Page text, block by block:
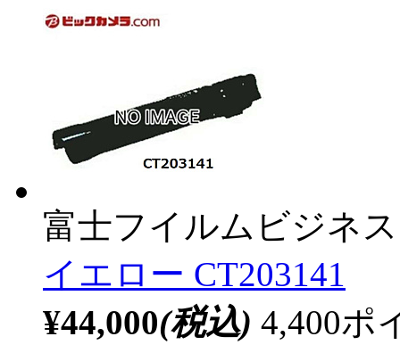
富士フイルムビジネ
イエロー CT203141
¥44,000(税込) 4,400ポ